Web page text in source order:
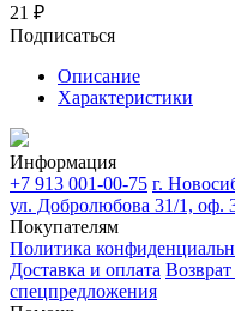
21 ₽
Подписаться
Описание
Характеристики
Информация
+7 913 001-00-75 г.
ул. Добролюбова 31/1, оф.
Покупателям
Политика
Доставка и оплата
спецпредложения